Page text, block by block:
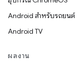
Android สำหรับรถยนต์
Android TV
ผลงาน